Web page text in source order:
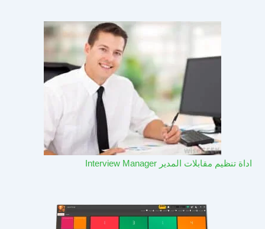
اداة تنظيم مقابلات المدير Interview Manager